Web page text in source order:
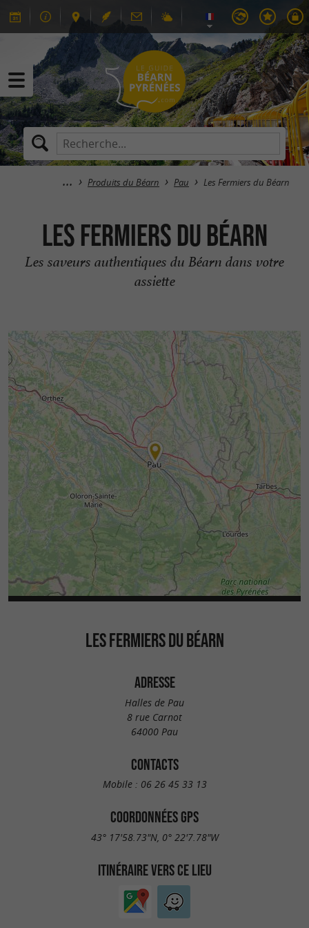
Produits du Béarn Pau Les Fermiers du Béarn
Les Fermiers du Béarn
Les saveurs authentiques du Béarn dans votre
assiette
LES FERMIERS DU BÉARN
ADRESSE
Halles de Pau
8 rue Carnot
64000 Pau
CONTACTS
Mobile : 06 26 45 33 13
COORDONNÉES GPS
43° 17'58.73"N, 0° 22'7.78"W
ITINÉRAIRE VERS CE LIEU